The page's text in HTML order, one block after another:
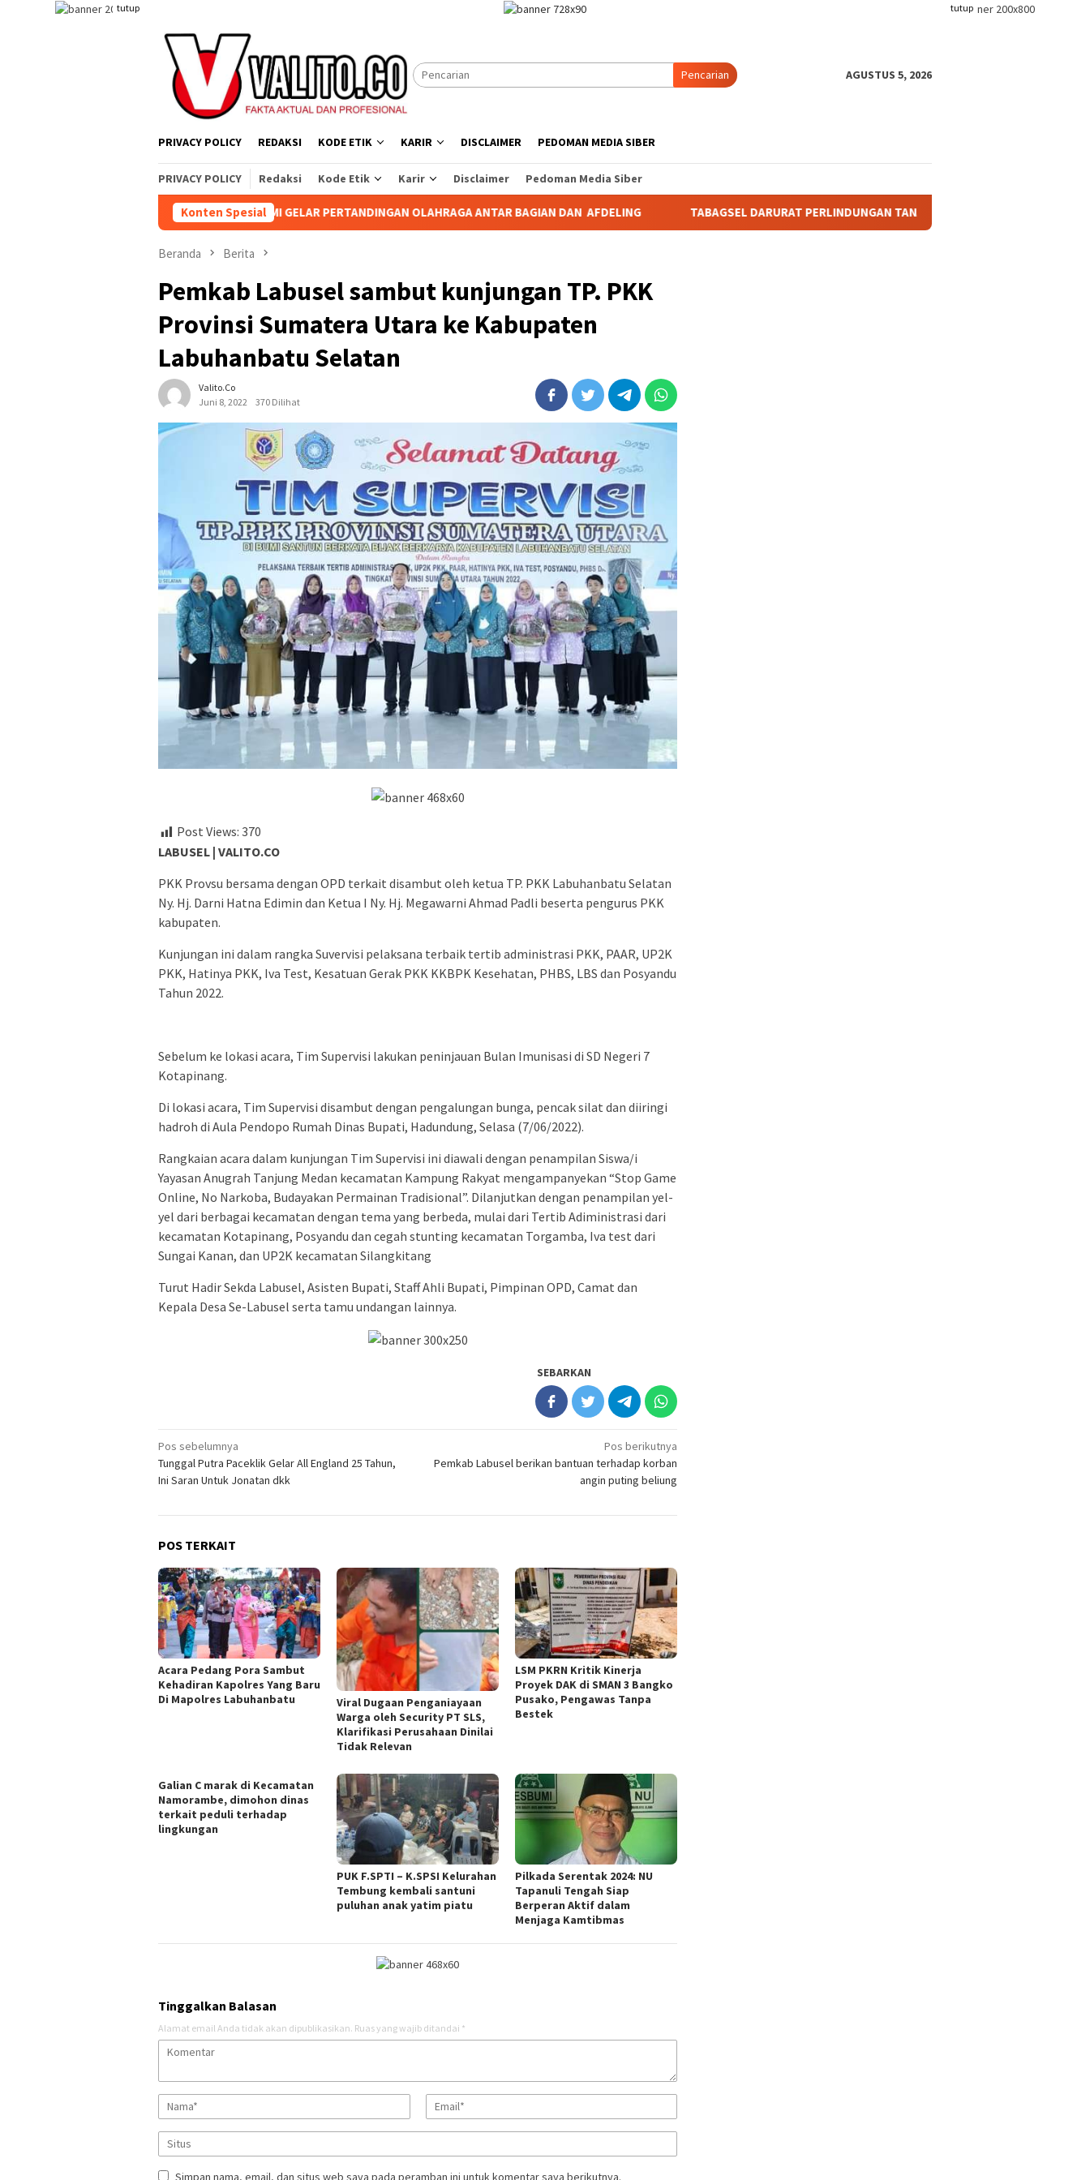
tutup tutup
Pencarian AGUSTUS 5, 2026
PRIVACY POLICY REDAKSI KODE ETIK KARIR DISCLAIMER PEDOMAN MEDIA SIBER
PRIVACY POLICY Redaksi Kode Etik Karir Disclaimer Pedoman Media Siber
Konten Spesial
AEK NABARA SELATAN RESMI GELAR PERTANDINGAN OLAHRAGA ANTAR BAGIAN DAN AFDELING TABAGSEL DARURAT PERLINDUNGAN TANAH ADAT: KETIKA TANAH LELUHUR TAK PUNYA
Beranda Berita
Pemkab Labusel sambut kunjungan TP. PKK
Provinsi Sumatera Utara ke Kabupaten
Labuhanbatu Selatan
Valito.co
Juni 8, 2022
370 Dilihat
Post Views: 370
LABUSEL | VALITO.CO
PKK Provsu bersama dengan OPD terkait disambut oleh ketua TP. PKK Labuhanbatu Selatan
Ny. Hj. Darni Hatna Edimin dan Ketua I Ny. Hj. Megawarni Ahmad Padli beserta pengurus PKK
kabupaten.
Kunjungan ini dalam rangka Suvervisi pelaksana terbaik tertib administrasi PKK, PAAR, UP2K
PKK, Hatinya PKK, Iva Test, Kesatuan Gerak PKK KKBPK Kesehatan, PHBS, LBS dan Posyandu
Tahun 2022.
Sebelum ke lokasi acara, Tim Supervisi lakukan peninjauan Bulan Imunisasi di SD Negeri 7
Kotapinang.
Di lokasi acara, Tim Supervisi disambut dengan pengalungan bunga, pencak silat dan diiringi
hadroh di Aula Pendopo Rumah Dinas Bupati, Hadundung, Selasa (7/06/2022).
Rangkaian acara dalam kunjungan Tim Supervisi ini diawali dengan penampilan Siswa/i
Yayasan Anugrah Tanjung Medan kecamatan Kampung Rakyat mengampanyekan “Stop Game
Online, No Narkoba, Budayakan Permainan Tradisional”. Dilanjutkan dengan penampilan yel-
yel dari berbagai kecamatan dengan tema yang berbeda, mulai dari Tertib Adiministrasi dari
kecamatan Kotapinang, Posyandu dan cegah stunting kecamatan Torgamba, Iva test dari
Sungai Kanan, dan UP2K kecamatan Silangkitang
Turut Hadir Sekda Labusel, Asisten Bupati, Staff Ahli Bupati, Pimpinan OPD, Camat dan
Kepala Desa Se-Labusel serta tamu undangan lainnya.
SEBARKAN
Navigasi
pos
Pos sebelumnya
Tunggal Putra Paceklik Gelar All England 25 Tahun,
Ini Saran Untuk Jonatan dkk
Pos berikutnya
Pemkab Labusel berikan bantuan terhadap korban
angin puting beliung
POS TERKAIT
Acara Pedang Pora Sambut
Kehadiran Kapolres Yang Baru
Di Mapolres Labuhanbatu
Viral Dugaan Penganiayaan
Warga oleh Security PT SLS,
Klarifikasi Perusahaan Dinilai
Tidak Relevan
LSM PKRN Kritik Kinerja
Proyek DAK di SMAN 3 Bangko
Pusako, Pengawas Tanpa
Bestek
Galian C marak di Kecamatan
Namorambe, dimohon dinas
terkait peduli terhadap
lingkungan
PUK F.SPTI – K.SPSI Kelurahan
Tembung kembali santuni
puluhan anak yatim piatu
Pilkada Serentak 2024: NU
Tapanuli Tengah Siap
Berperan Aktif dalam
Menjaga Kamtibmas
Tinggalkan Balasan
Alamat email Anda tidak akan dipublikasikan. Ruas yang wajib ditandai *
Simpan nama, email, dan situs web saya pada peramban ini untuk komentar saya berikutnya.